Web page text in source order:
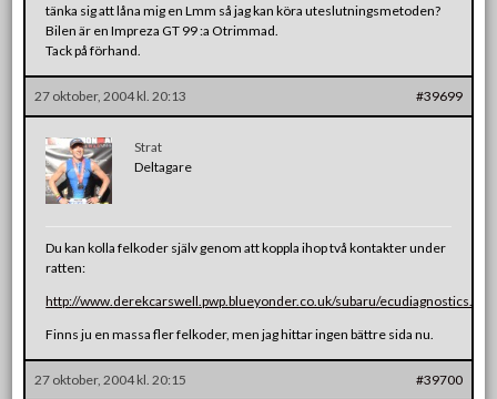
tänka sig att låna mig en Lmm så jag kan köra uteslutningsmetoden?
Bilen är en Impreza GT 99 :a Otrimmad.
Tack på förhand.
27 oktober, 2004 kl. 20:13 #39699
Strat
Deltagare
Du kan kolla felkoder själv genom att koppla ihop två kontakter under
ratten:
http://www.derekcarswell.pwp.blueyonder.co.uk/subaru/ecudiagnostics.htm
Finns ju en massa fler felkoder, men jag hittar ingen bättre sida nu.
27 oktober, 2004 kl. 20:15 #39700